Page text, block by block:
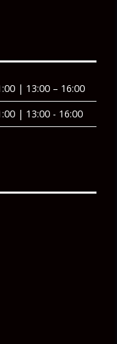
| 13:00 – 16:00
| 13:00 - 16:00